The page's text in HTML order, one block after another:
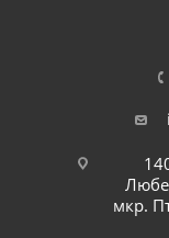
мкр.